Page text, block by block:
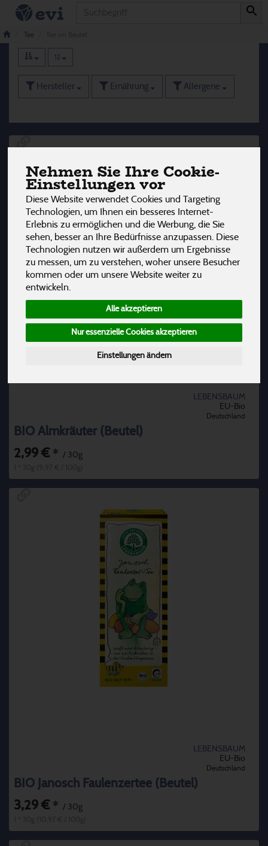
Nehmen Sie Ihre Cookie-
Einstellungen vor
Diese Website verwendet Cookies und Targeting
Technologien, um Ihnen ein besseres Internet-
Erlebnis zu ermöglichen und die Werbung, die Sie
sehen, besser an Ihre Bedürfnisse anzupassen. Diese
Technologien nutzen wir außerdem um Ergebnisse
zu messen, um zu verstehen, woher unsere Besucher
kommen oder um unsere Website weiter zu
entwickeln.
Alle akzeptieren
Nur essenzielle Cookies akzeptieren
Einstellungen ändern
Tee
Tee im Beutel
12
Hersteller Ernährung Allergene
LEBENSBAUM
EU-Bio
Deutschland
BIO Almkräuter (Beutel)
2,99 € * / 30g
LEBENSBAUM
EU-Bio
Deutschland
BIO Janosch Faulenzertee (Beutel)
3,29 € * / 30g